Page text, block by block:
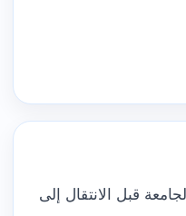
قبل الانتقال إلى